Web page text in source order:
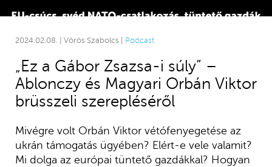
2024.02.08. | Vörös Szabolcs | Podcast
„Ez a Gábor Zsazsa-i súly” –
Ablonczy és Magyari Orbán Viktor
brüsszeli szerepléséről
Mivégre volt Orbán Viktor vétófenyegetése az
ukrán támogatás ügyében? Elért-e vele valamit?
Mi dolga az európai tüntető gazdákkal? Hogyan